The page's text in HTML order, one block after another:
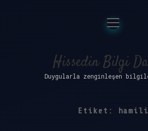
Anasayfa
Gizlilik
Yasal Uyarı
menüyü
aç
Hissedin Bilgi
Duygularla zenginleşen
Etiket: hamili